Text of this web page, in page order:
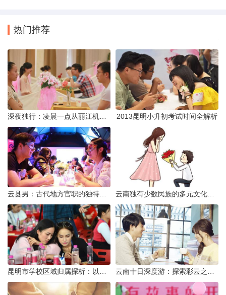
热门推荐
2013昆明小升初考试时间全解析